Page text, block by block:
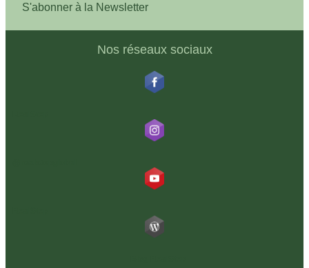
S'abonner à la Newsletter
Nos réseaux sociaux